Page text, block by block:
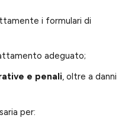
i formulari di
adeguato;
e penali , oltre a danni
per: